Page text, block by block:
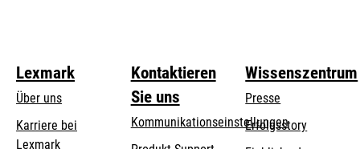
Lexmark
Über uns
Karriere bei
Lexmark
Kontaktieren
Sie uns
Kommunikationseinstellungen
Wissenszentrum
Presse
Erfolgsstory